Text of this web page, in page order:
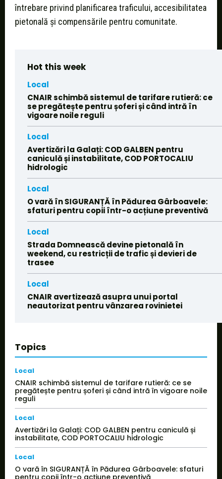
întrebare privind planificarea traficului, accesibilitatea
pietonală și compensările pentru comunitate.
Hot this week
Local
CNAIR schimbă sistemul de tarifare rutieră: ce
se pregătește pentru șoferi și când intră în
vigoare noile reguli
Local
Avertizări la Galați: COD GALBEN pentru
caniculă și instabilitate, COD PORTOCALIU
hidrologic
Local
O vară în SIGURANȚĂ în Pădurea Gârboavele:
sfaturi pentru copii într-o acțiune preventivă
Local
Strada Domnească devine pietonală în
weekend, cu restricții de trafic și devieri de
trasee
Local
CNAIR avertizează asupra unui portal
neautorizat pentru vânzarea rovinietei
Topics
Local
CNAIR schimbă sistemul de tarifare rutieră: ce se
pregătește pentru șoferi și când intră în vigoare noile
reguli
Local
Avertizări la Galați: COD GALBEN pentru caniculă și
instabilitate, COD PORTOCALIU hidrologic
Local
O vară în SIGURANȚĂ în Pădurea Gârboavele: sfaturi